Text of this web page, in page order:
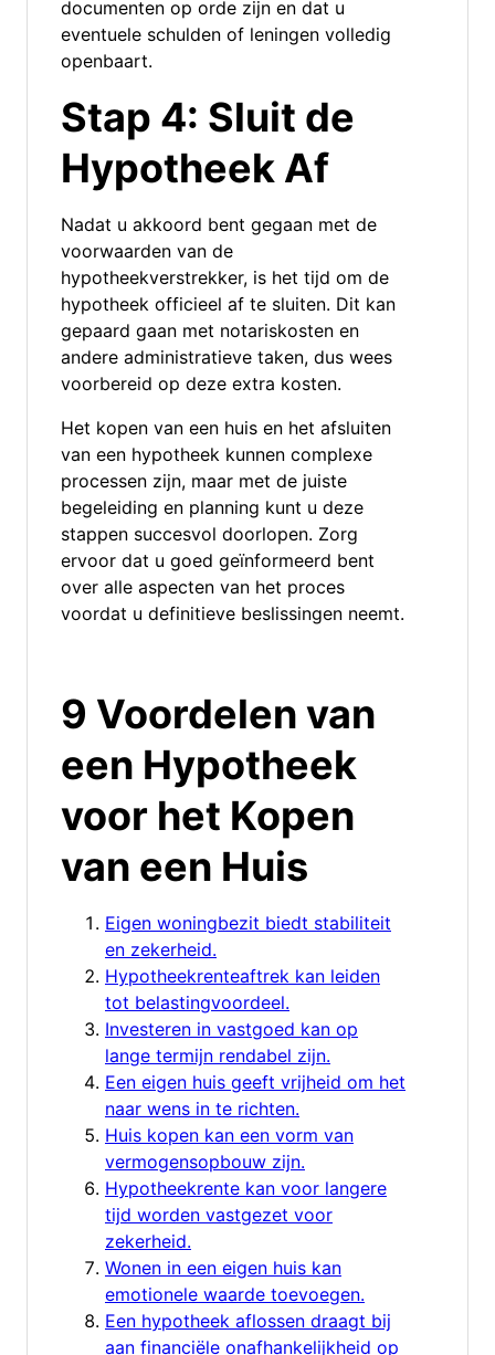
documenten op orde zijn en dat u
eventuele schulden of leningen volledig
openbaart.
Stap 4: Sluit de
Hypotheek Af
Nadat u akkoord bent gegaan met de
voorwaarden van de
hypotheekverstrekker, is het tijd om de
hypotheek officieel af te sluiten. Dit kan
gepaard gaan met notariskosten en
andere administratieve taken, dus wees
voorbereid op deze extra kosten.
Het kopen van een huis en het afsluiten
van een hypotheek kunnen complexe
processen zijn, maar met de juiste
begeleiding en planning kunt u deze
stappen succesvol doorlopen. Zorg
ervoor dat u goed geïnformeerd bent
over alle aspecten van het proces
voordat u definitieve beslissingen neemt.
9 Voordelen van
een Hypotheek
voor het Kopen
van een Huis
Eigen woningbezit biedt stabiliteit
en zekerheid.
Hypotheekrenteaftrek kan leiden
tot belastingvoordeel.
Investeren in vastgoed kan op
lange termijn rendabel zijn.
Een eigen huis geeft vrijheid om het
naar wens in te richten.
Huis kopen kan een vorm van
vermogensopbouw zijn.
Hypotheekrente kan voor langere
tijd worden vastgezet voor
zekerheid.
Wonen in een eigen huis kan
emotionele waarde toevoegen.
Een hypotheek aflossen draagt bij
aan financiële onafhankelijkheid op